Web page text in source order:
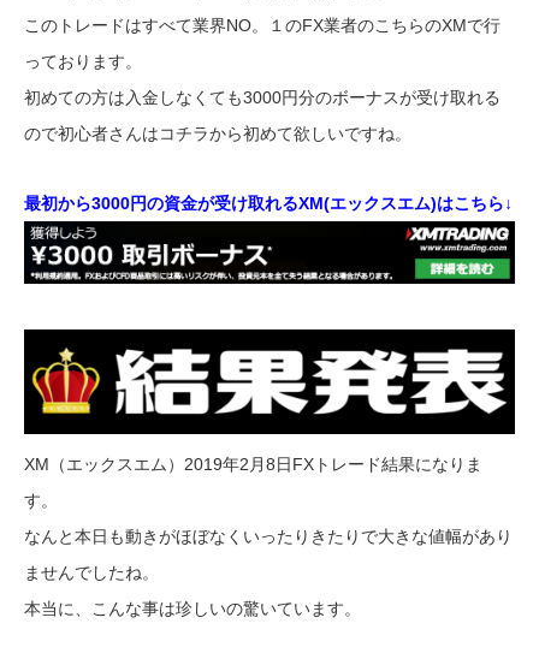
このトレードはすべて業界NO。１のFX業者のこちらのXMで行
っております。
初めての方は入金しなくても3000円分のボーナスが受け取れる
ので初心者さんはコチラから初めて欲しいですね。
最初から3000円の資金が受け取れるXM(エックスエム)はこちら↓
XM（エックスエム）2019年2月8日FXトレード結果になりま
す。
なんと本日も動きがほぼなくいったりきたりで大きな値幅があり
ませんでしたね。
本当に、こんな事は珍しいの驚いています。